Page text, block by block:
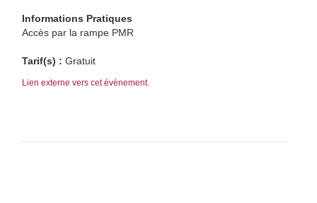
Informations Pratiques
Accès par la rampe PMR
Tarif(s) : Gratuit
Lien externe vers cet évènement.